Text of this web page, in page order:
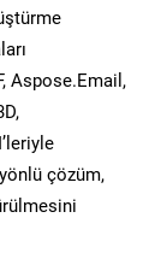
Aspose.Email,
çözüm,